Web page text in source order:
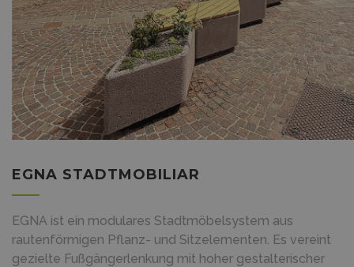
EGNA STADTMOBILIAR
EGNA ist ein modulares Stadtmöbelsystem aus
rautenförmigen Pflanz- und Sitzelementen. Es vereint
gezielte Fußgängerlenkung mit hoher gestalterischer